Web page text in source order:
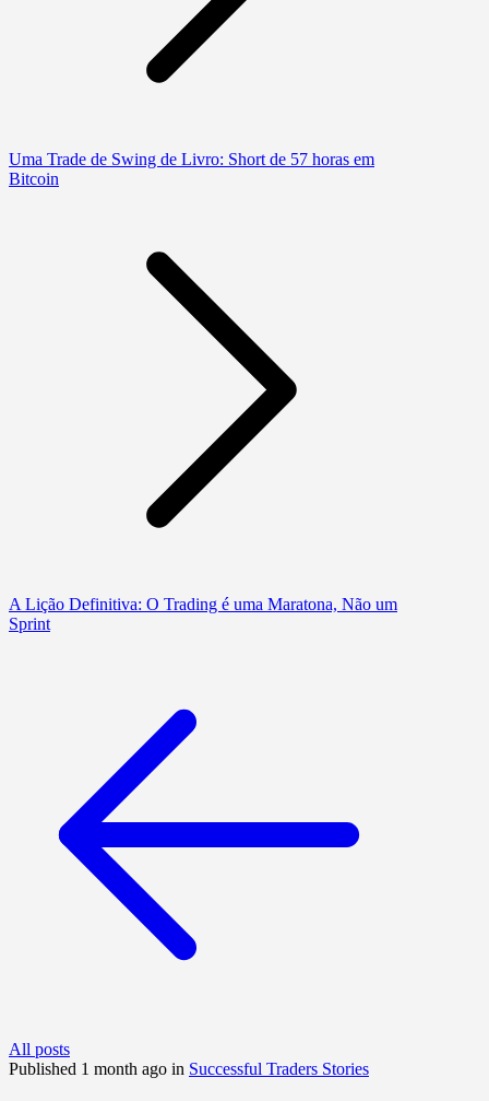
Uma Trade de Swing de Livro: Short de 57 horas em
Bitcoin
A Lição Definitiva: O Trading é uma Maratona, Não um
Sprint
All posts
Published 1 month ago in Successful Traders Stories